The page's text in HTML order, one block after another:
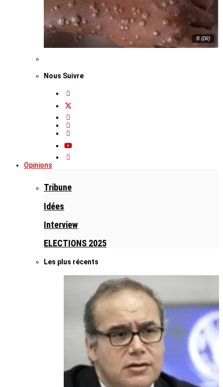
© (DR)
Nous Suivre
Opinions
Tribune
Idées
Interview
ELECTIONS 2025
Les plus récents